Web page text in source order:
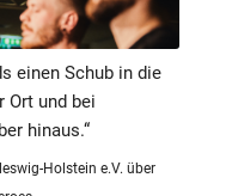
einen Schub in die
Ort und bei
hinaus.“
Holstein e.V. über